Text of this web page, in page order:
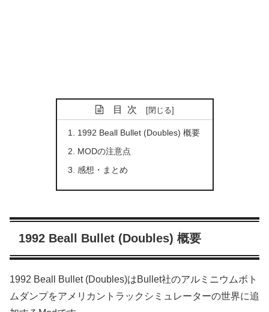
目次
1992 Beall Bullet (Doubles) 概要
MODの注意点
感想・まとめ
1992 Beall Bullet (Doubles) 概要
1992 Beall Bullet (Doubles)はBullet社のアルミニウムボト
ムダンプをアメリカントラックシミュレーターの世界に追